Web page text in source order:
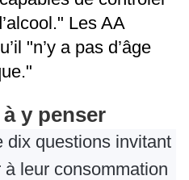
Les AA
"n’y a pas d’âge
y penser
dix questions invitant
leur consommation